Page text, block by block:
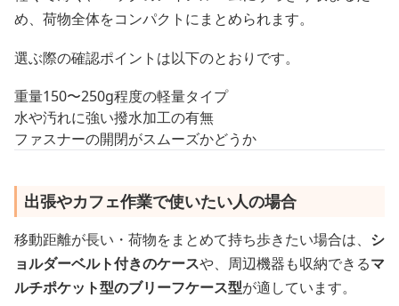
め、荷物全体をコンパクトにまとめられます。
選ぶ際の確認ポイントは以下のとおりです。
重量150〜250g程度の軽量タイプ
水や汚れに強い撥水加工の有無
ファスナーの開閉がスムーズかどうか
出張やカフェ作業で使いたい人の場合
移動距離が長い・荷物をまとめて持ち歩きたい場合は、 シ
ョルダーベルト付きのケースや、周辺機器も収納できるマ
ルチポケット型のブリーフケース型が適しています。